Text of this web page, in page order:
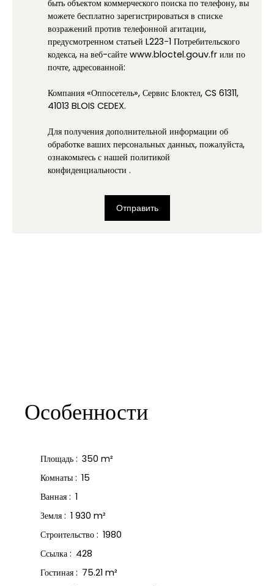
быть объектом коммерческого поиска по телефону, вы
можете бесплатно зарегистрироваться в списке
возражений против телефонной агитации,
предусмотренном статьей L223-1 Потребительского
кодекса, на веб-сайте www.bloctel.gouv.fr или по
почте, адресованной:
Компания «Оппосетель», Сервис Блоктел, CS 61311,
41013 BLOIS CEDEX.
Для получения дополнительной информации об
обработке ваших персональных данных, пожалуйста,
ознакомьтесь с нашей политикой
конфиденциальности .
Отправить
Особенности
Площадь : 350 m²
Комнаты : 15
Ванная : 1
Земля : 1 930 m²
Строительство : 1980
Ссылка : 428
Гостиная : 75.21 m²